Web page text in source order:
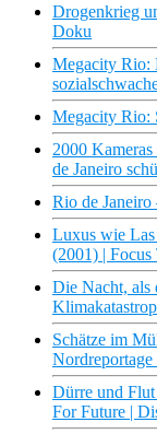
Drogenkrieg
Doku
Megacity Rio:
Megacity Rio:
2000
de Janeiro
Rio de Janeiro
Luxus wie
(2001) |
Die Nacht, als
Schätze im
Dürre und
For Future |